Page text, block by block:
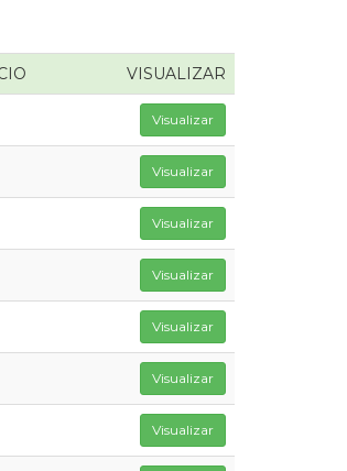
VISUALIZAR
Visualizar
Visualizar
Visualizar
Visualizar
Visualizar
Visualizar
Visualizar